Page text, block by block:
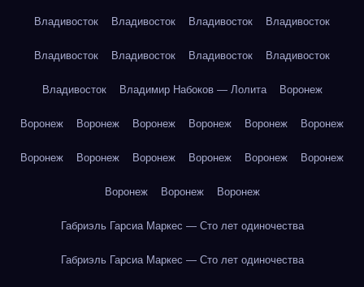
Владивосток Владивосток Владивосток Владивосток
Владивосток Владивосток Владивосток Владивосток
Владивосток Владимир Набоков — Лолита Воронеж
Воронеж Воронеж Воронеж Воронеж Воронеж Воронеж
Воронеж Воронеж Воронеж Воронеж Воронеж Воронеж
Воронеж Воронеж Воронеж
Габриэль Гарсиа Маркес — Сто лет одиночества
Габриэль Гарсиа Маркес — Сто лет одиночества